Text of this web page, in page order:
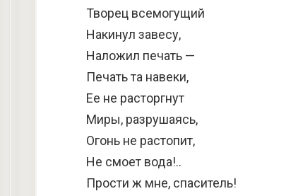
Творец всемогущий
Накинул завесу,
Наложил печать —
Печать та навеки,
Ее не расторгнут
Миры, разрушаясь,
Огонь не растопит,
Не смоет вода!..
Прости ж мне, спаситель!